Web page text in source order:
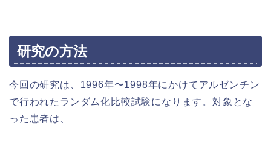
研究の方法
今回の研究は、1996年〜1998年にかけてアルゼンチン
で行われたランダム化比較試験になります。対象とな
った患者は、